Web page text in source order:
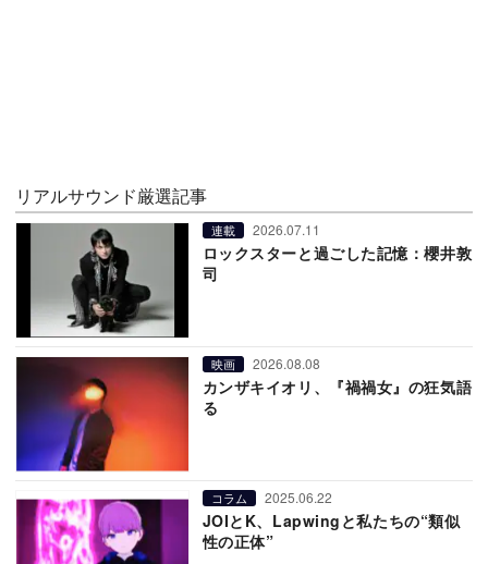
リアルサウンド厳選記事
連載 2026.07.11
ロックスターと過ごした記憶：櫻井敦
司
映画 2026.08.08
カンザキイオリ、『禍禍女』の狂気語
る
コラム 2025.06.22
JOIとK、Lapwingと私たちの“類似
性の正体”